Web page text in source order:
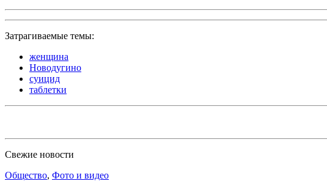
Затрагиваемые темы:
женщина
Новодугино
суицид
таблетки
Свежие новости
Общество, Фото и видео